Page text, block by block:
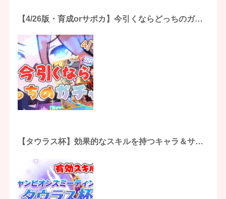
【4/26版・育成orサポカ】今引くならどっちのガチ
ャを優先？
【タウラス杯】効果的なスキルを持つキャラ＆サポ